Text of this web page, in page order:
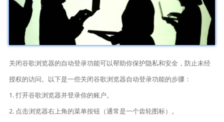
关闭谷歌浏览器的自动登录功能可以帮助你保护隐私和安全，防止未经
授权的访问。以下是一些关闭谷歌浏览器自动登录功能的步骤：
1. 打开谷歌浏览器并登录你的账户。
2. 点击浏览器右上角的菜单按钮（通常是一个齿轮图标）。